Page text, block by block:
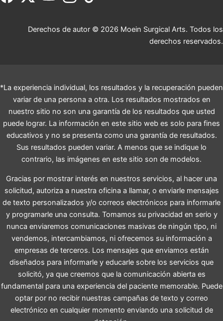
Derechos de autor © 2026 Moein Surgical Arts. Todos los
derechos reservados.
*La experiencia individual, los resultados y la recuperación pueden
variar de una persona a otra. Los resultados mostrados en
nuestro sitio no son una garantía de los resultados que usted
puede lograr. La información en este sitio web es solo para fines
educativos y no se presenta como una garantía de resultados.
Sus resultados pueden variar. A menos que se indique lo
contrario, las imágenes en este sitio son de modelos.
Gracias por mostrar interés en nuestros servicios, al hacer una
solicitud, autoriza a nuestra oficina a llamar, o enviarle mensajes
de texto personalizados y/o correos electrónicos para informarle
y programarle una consulta. Tomamos su privacidad en serio y
nunca enviaremos comunicaciones masivas de ningún tipo, ni
vendemos, intercambiamos, ni ofrecemos su información a
empresas de terceros. Los mensajes que enviamos están
diseñados para informarle y educarle sobre los servicios que
solicitó, ya que creemos que la comunicación abierta es
fundamental para una experiencia del paciente memorable. Puede
optar por no recibir nuestras campañas de texto y correo
electrónico en cualquier momento enviando una solicitud de